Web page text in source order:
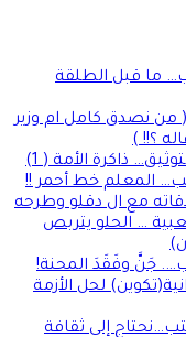
ما قبل الطلقة
من نصدق كامل ام وزير
؟!! )
ذاكرة الأمة ( 1)
المعلم خط أحمر !!
مع ال دقلو وطرحه
… الحلو يتربص
جَنَّ وفَقَدَ المحنة!
لحل الأزمة
إلى ثقافة